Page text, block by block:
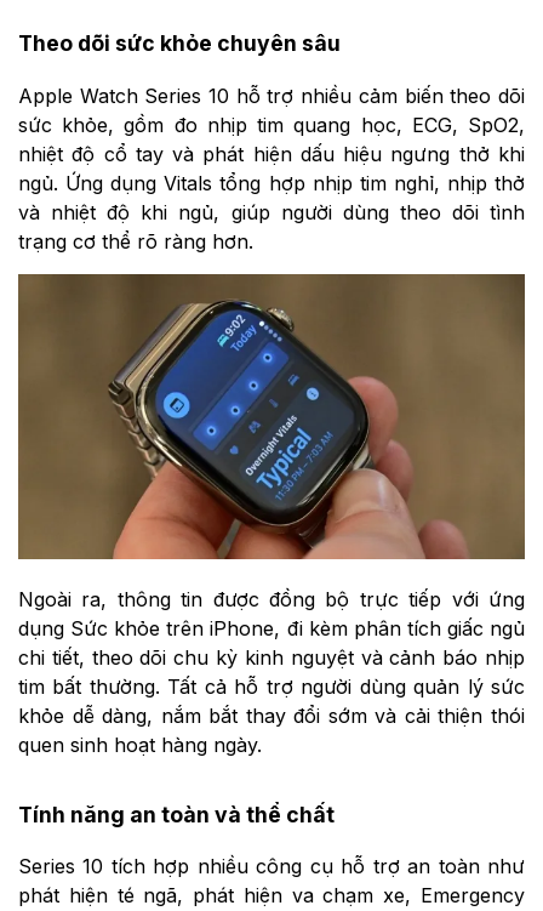
Theo dõi sức khỏe chuyên sâu
Apple Watch Series 10 hỗ trợ nhiều cảm biến theo dõi
sức khỏe, gồm đo nhịp tim quang học, ECG, SpO2,
nhiệt độ cổ tay và phát hiện dấu hiệu ngưng thở khi
ngủ. Ứng dụng Vitals tổng hợp nhịp tim nghỉ, nhịp thở
và nhiệt độ khi ngủ, giúp người dùng theo dõi tình
trạng cơ thể rõ ràng hơn.
Ngoài ra, thông tin được đồng bộ trực tiếp với ứng
dụng Sức khỏe trên iPhone, đi kèm phân tích giấc ngủ
chi tiết, theo dõi chu kỳ kinh nguyệt và cảnh báo nhịp
tim bất thường. Tất cả hỗ trợ người dùng quản lý sức
khỏe dễ dàng, nắm bắt thay đổi sớm và cải thiện thói
quen sinh hoạt hàng ngày.
Tính năng an toàn và thể chất
Series 10 tích hợp nhiều công cụ hỗ trợ an toàn như
phát hiện té ngã, phát hiện va chạm xe, Emergency